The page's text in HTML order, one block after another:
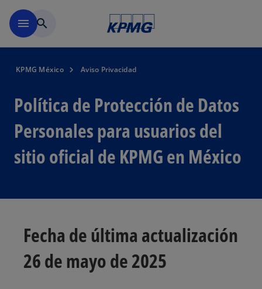
menu search
KPMG México Aviso Privacidad
Política de Protección de Datos
Personales para usuarios del
sitio oficial de KPMG en México
Fecha de última actualización
26 de mayo de 2025